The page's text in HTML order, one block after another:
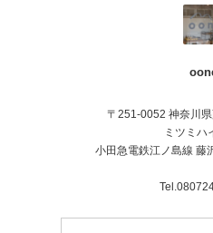
〒251-0052 神奈川
ミツミハ
小田急電鉄江ノ島線 藤